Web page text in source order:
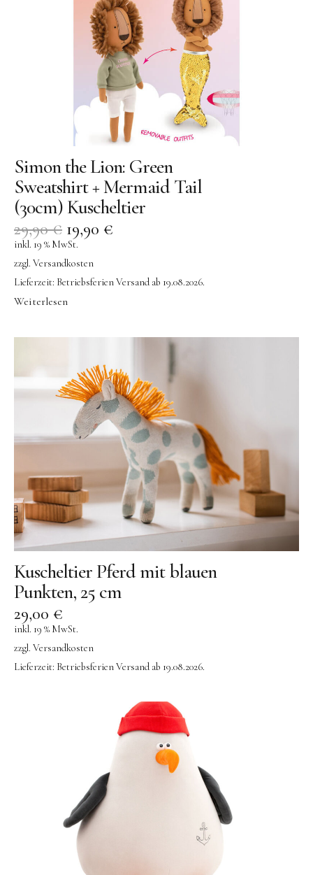
Simon the Lion: Green
Sweatshirt + Mermaid Tail
(30cm) Kuscheltier
29,90€ 19,90 €
inkl. 19 % MwSt.
zzgl. Versandkosten
Lieferzeit: Betriebsferien Versand ab 19.08.2026.
Weiterlesen
Kuscheltier Pferd mit blauen
Punkten, 25 cm
29,00 €
inkl. 19 % MwSt.
zzgl. Versandkosten
Lieferzeit: Betriebsferien Versand ab 19.08.2026.